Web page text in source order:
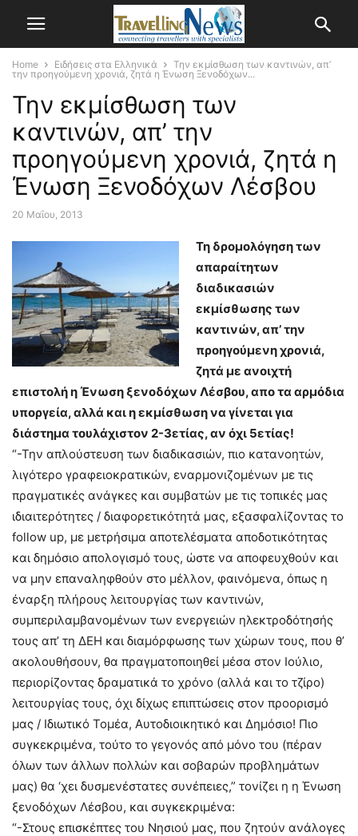
Home Ειδήσεις στα Ελληνικά
Την εκμίσθωση των καντινών, απ’
την προηγούμενη χρονιά, ζητά η Ένωση Ξενοδόχων...
Την εκμίσθωση των
καντινών, απ’ την
προηγούμενη χρονιά, ζητά η
Ένωση Ξενοδόχων Λέσβου
20 Μαΐου, 2013
Τη δρομολόγηση των
απαραίτητων
διαδικασιών
εκμίσθωσης των
καντινών, απ’ την
προηγούμενη χρονιά,
ζητά με ανοιχτή
επιστολή η Ένωση ξενοδόχων Λέσβου, απο τα αρμόδια
υποργεία, αλλά και η εκμίσθωση να γίνεται για
διάστημα τουλάχιστον 2-3ετίας, αν όχι 5ετίας!
“-Την απλούστευση των διαδικασιών, πιο κατανοητών,
λιγότερο γραφειοκρατικών, εναρμονιζομένων με τις
πραγματικές ανάγκες και συμβατών με τις τοπικές μας
ιδιαιτερότητες / διαφορετικότητά μας, εξασφαλίζοντας το
follow up, με μετρήσιμα αποτελέσματα αποδοτικότητας
και δημόσιο απολογισμό τους, ώστε να αποφευχθούν και
να μην επαναληφθούν στο μέλλον, φαινόμενα, όπως η
έναρξη πλήρους λειτουργίας των καντινών,
συμπεριλαμβανομένων των ενεργειών ηλεκτροδότησής
τους απ’ τη ΔΕΗ και διαμόρφωσης των χώρων τους, που θ’
ακολουθήσουν, θα πραγματοποιηθεί μέσα στον Ιούλιο,
περιορίζοντας δραματικά το χρόνο (αλλά και το τζίρο)
λειτουργίας τους, όχι δίχως επιπτώσεις στον προορισμό
μας / Ιδιωτικό Τομέα, Αυτοδιοικητικό και Δημόσιο! Πιο
συγκεκριμένα, τούτο το γεγονός από μόνο του (πέραν
όλων των άλλων πολλών και σοβαρών προβλημάτων
μας) θα ‘χει δυσμενέστατες συνέπειες,” τονίζει η η Ένωση
ξενοδόχων Λέσβου, και συγκεκριμένα:
“-Στους επισκέπτες του Νησιού μας, που ζητούν ανάλογες